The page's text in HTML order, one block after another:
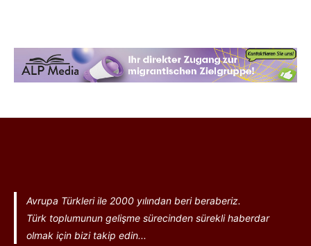
Avrupa Türkleri ile 2000 yılından beri beraberiz.
Türk toplumunun gelişme sürecinden sürekli haberdar
olmak için bizi takip edin...